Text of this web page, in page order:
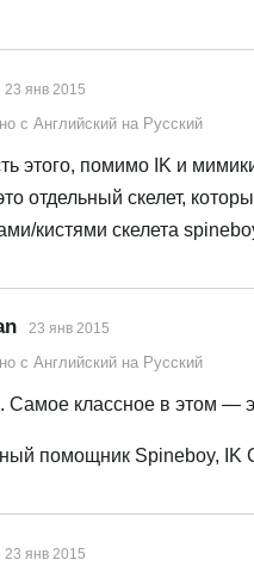
23 янв 2015
с Английский на Русский
этого, помимо IK и
отдельный скелет,
кистями скелета
23 янв 2015
с Английский на Русский
Самое классное в этом —
помощник Spineboy, IK
23 янв 2015